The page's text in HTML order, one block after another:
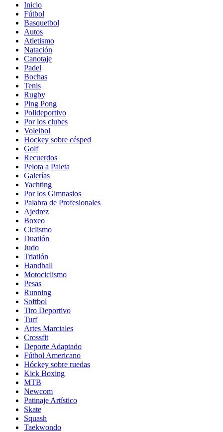
Inicio
Fútbol
Basquetbol
Autos
Atletismo
Natación
Canotaje
Padel
Bochas
Tenis
Rugby
Ping Pong
Polideportivo
Por los clubes
Voleibol
Hockey sobre césped
Golf
Recuerdos
Pelota a Paleta
Galerías
Yachting
Por los Gimnasios
Palabra de Profesionales
Ajedrez
Boxeo
Ciclismo
Duatlón
Judo
Triatlón
Handball
Motociclismo
Pesas
Running
Softbol
Tiro Deportivo
Turf
Artes Marciales
Crossfit
Deporte Adaptado
Fútbol Americano
Hóckey sobre ruedas
Kick Boxing
MTB
Newcom
Patinaje Artístico
Skate
Squash
Taekwondo